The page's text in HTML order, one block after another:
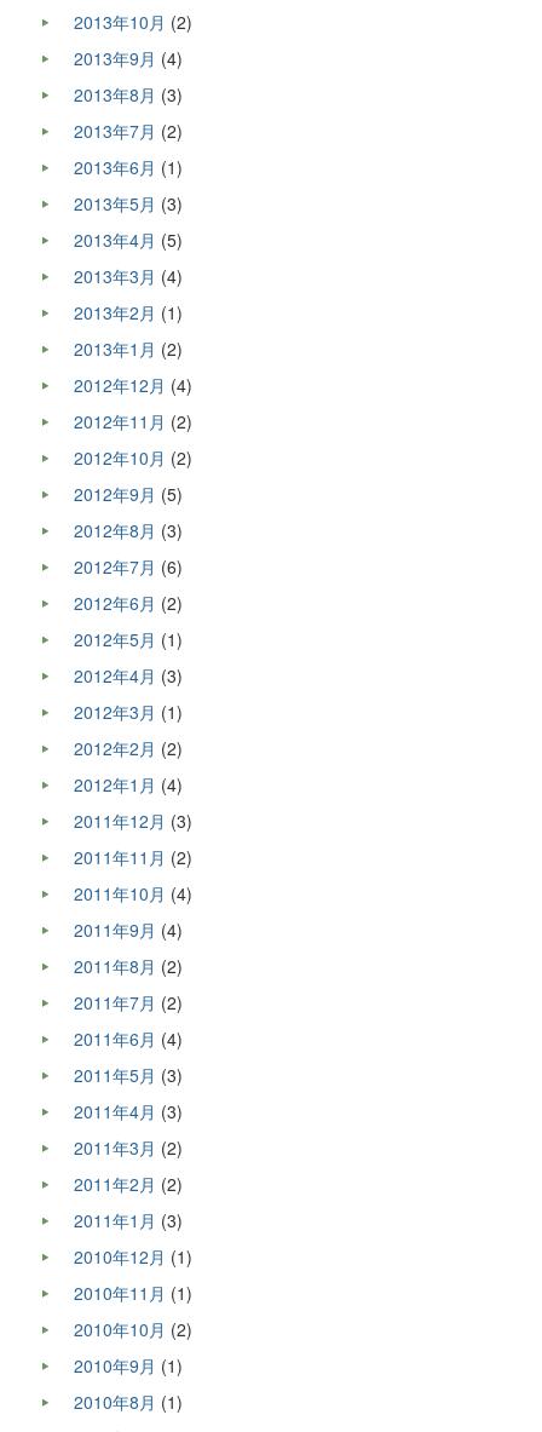
2013年10月 (2)
2013年9月 (4)
2013年8月 (3)
2013年7月 (2)
2013年6月 (1)
2013年5月 (3)
2013年4月 (5)
2013年3月 (4)
2013年2月 (1)
2013年1月 (2)
2012年12月 (4)
2012年11月 (2)
2012年10月 (2)
2012年9月 (5)
2012年8月 (3)
2012年7月 (6)
2012年6月 (2)
2012年5月 (1)
2012年4月 (3)
2012年3月 (1)
2012年2月 (2)
2012年1月 (4)
2011年12月 (3)
2011年11月 (2)
2011年10月 (4)
2011年9月 (4)
2011年8月 (2)
2011年7月 (2)
2011年6月 (4)
2011年5月 (3)
2011年4月 (3)
2011年3月 (2)
2011年2月 (2)
2011年1月 (3)
2010年12月 (1)
2010年11月 (1)
2010年10月 (2)
2010年9月 (1)
2010年8月 (1)